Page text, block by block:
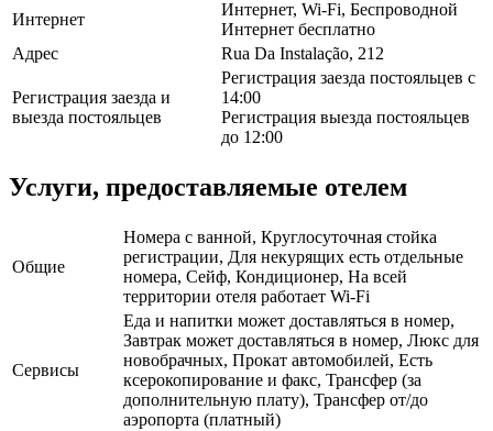
Интернет
Интернет, Wi-Fi, Беспроводной
Интернет бесплатно
Адрес
Rua Da Instalação, 212
Регистрация заезда и
выезда постояльцев
Регистрация заезда постояльцев с
14:00
Регистрация выезда постояльцев
до 12:00
Услуги, предоставляемые отелем
Общие
Номера с ванной, Круглосуточная стойка
регистрации, Для некурящих есть отдельные
номера, Сейф, Кондиционер, На всей
территории отеля работает Wi-Fi
Сервисы
Еда и напитки может доставляться в номер,
Завтрак может доставляться в номер, Люкс для
новобрачных, Прокат автомобилей, Есть
ксерокопирование и факс, Трансфер (за
дополнительную плату), Трансфер от/до
аэропорта (платный)